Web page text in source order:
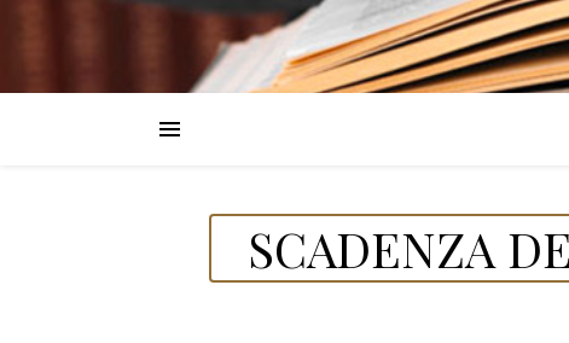
SCADENZA